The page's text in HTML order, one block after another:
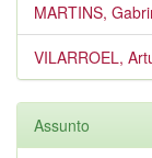
MARTINS,
VILARROEL,
Assunto